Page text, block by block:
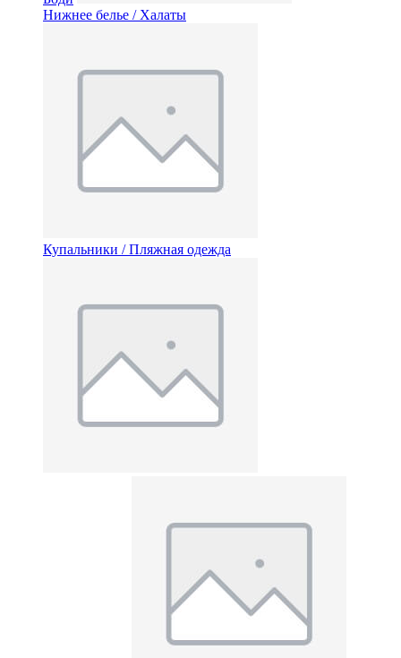
Нижнее белье / Халаты
Купальники / Пляжная одежда